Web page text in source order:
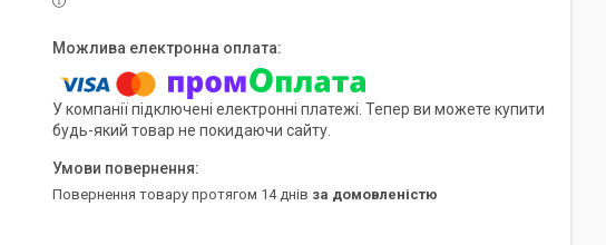
У компанії підключені електронні платежі. Тепер ви можете купити
будь-який товар не покидаючи сайту.
повернення товару протягом 14 днів за домовленістю